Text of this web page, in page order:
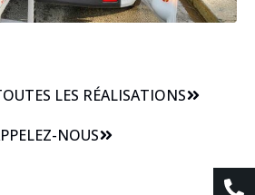
LES RÉALISATIONS
NOUS